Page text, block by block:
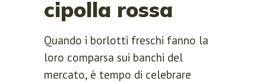
cipolla rossa
Quando i borlotti freschi fanno la
loro comparsa sui banchi del
mercato, è tempo di celebrare